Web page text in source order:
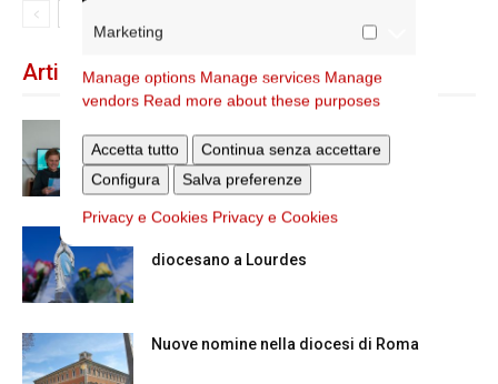
Marketing
Manage options Manage services Manage
vendors Read more about these purposes
Accetta tutto
Continua senza accettare
Configura
Salva preferenze
Privacy e Cookies Privacy e Cookies
Articoli recenti
Scienze Applicate, la nuova proposta
dell’Istituto Paritario Sant’Apollinare
diocesano a Lourdes
Nuove nomine nella diocesi di Roma